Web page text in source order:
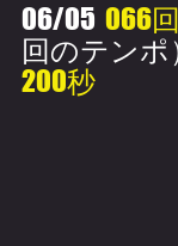
06/05 066回
回のテンポ
200秒